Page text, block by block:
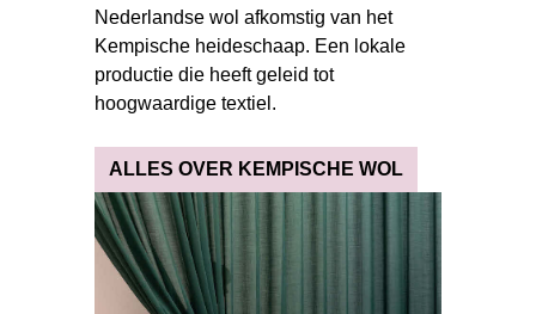
Nederlandse wol afkomstig van het
Kempische heideschaap. Een lokale
productie die heeft geleid tot
hoogwaardige textiel.
ALLES OVER KEMPISCHE WOL